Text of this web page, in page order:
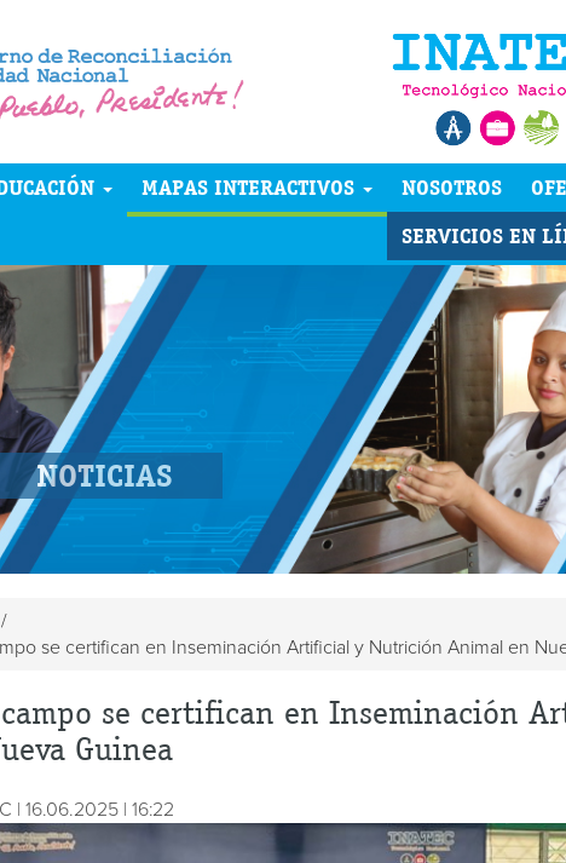
MAPAS INTERACTIVOS NOSOTROS
SERVICIOS EN
NOTICIAS
/
se certifican en Inseminación Artificial y Nutrición Animal en
se certifican en Inseminación
Guinea
| 16.06.2025 | 16:22